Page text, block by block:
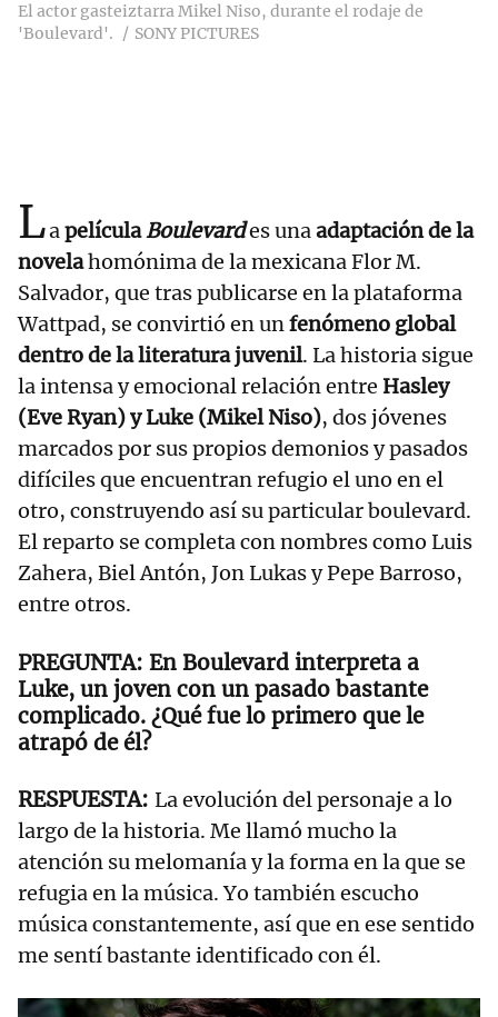
El actor gasteiztarra Mikel Niso, durante el rodaje de
'Boulevard'.
SONY PICTURES
LapelículaBoulevardes unaadaptación de la
novelahomónima de la mexicana Flor M.
Salvador, que tras publicarse en la plataforma
Wattpad, se convirtió en unfenómeno global
dentro de la literatura juvenil. La historia sigue
la intensa y emocional relación entre Hasley
(Eve Ryan) y Luke (Mikel Niso), dos jóvenes
marcados por sus propios demonios y pasados
difíciles que encuentran refugio el uno en el
otro, construyendo así su particular boulevard.
El reparto se completa con nombres como Luis
Zahera, Biel Antón, Jon Lukas y Pepe Barroso,
entre otros.
En Boulevard interpreta a
Luke, un joven con un pasado bastante
complicado. ¿Qué fue lo primero que le
atrapó de él?
La evolución del personaje a lo
largo de la historia. Me llamó mucho la
atención su melomanía y la forma en la que se
refugia en la música. Yo también escucho
música constantemente, así que en ese sentido
me sentí bastante identificado con él.